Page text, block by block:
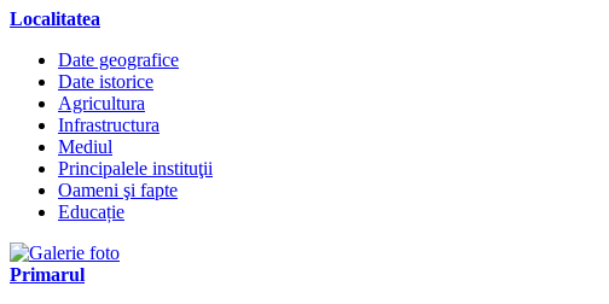
Localitatea
Date geografice
Date istorice
Agricultura
Infrastructura
Mediul
Principalele instituţii
Oameni şi fapte
Educație
Primarul